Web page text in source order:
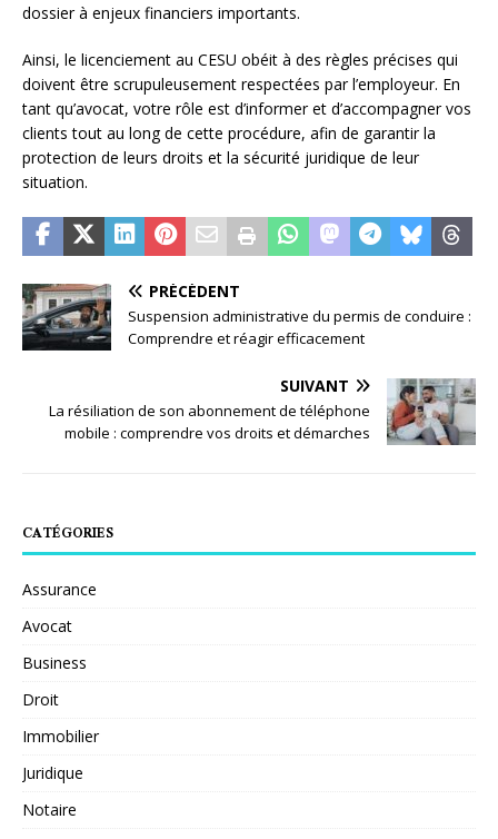
dossier à enjeux financiers importants.
Ainsi, le licenciement au CESU obéit à des règles précises qui
doivent être scrupuleusement respectées par l’employeur. En
tant qu’avocat, votre rôle est d’informer et d’accompagner vos
clients tout au long de cette procédure, afin de garantir la
protection de leurs droits et la sécurité juridique de leur
situation.
PRÉCÉDENT
Suspension administrative du permis de conduire :
Comprendre et réagir efficacement
SUIVANT
La résiliation de son abonnement de téléphone
mobile : comprendre vos droits et démarches
CATÉGORIES
Assurance
Avocat
Business
Droit
Immobilier
Juridique
Notaire